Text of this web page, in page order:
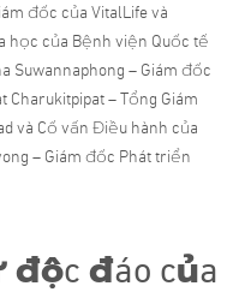
đốc của VitalLife và
học của Bệnh viện Quốc tế
Suwannaphong – Giám đốc
– Tổng Giám
và Cố vấn Điều hành của
– Giám đốc Phát triển
độc đáo của